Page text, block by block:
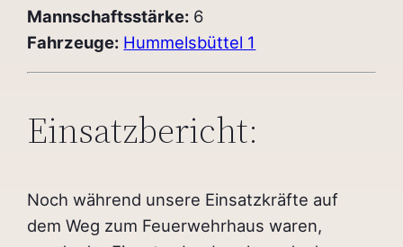
Mannschaftsstärke: 6
Fahrzeuge: Hummelsbüttel 1
Einsatzbericht:
Noch während unsere Einsatzkräfte auf
dem Weg zum Feuerwehrhaus waren,